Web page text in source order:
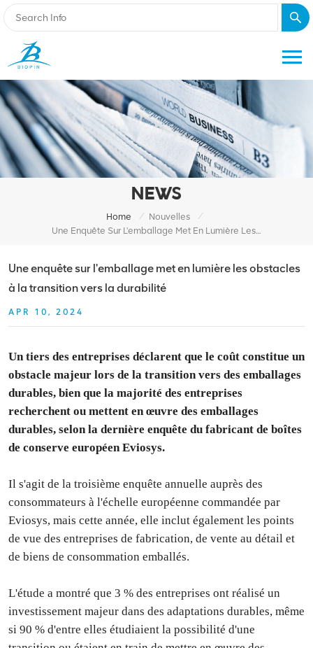
NEWS
Home / Nouvelles
/
Une Enquête Sur L'emballage Met En Lumière Les Obstacles À La Transition Vers La Durabilité
Une enquête sur l'emballage met en lumière les obstacles
à la transition vers la durabilité
APR 10, 2024
Un tiers des entreprises déclarent que le coût constitue un
obstacle majeur lors de la transition vers des emballages
durables, bien que la majorité des entreprises
recherchent ou mettent en œuvre des emballages
durables, selon la dernière enquête du fabricant de boîtes
de conserve européen Eviosys.
Il s'agit de la troisième enquête annuelle auprès des
consommateurs à l'échelle européenne commandée par
Eviosys, mais cette année, elle inclut également les points
de vue des entreprises de fabrication, de vente au détail et
de biens de consommation emballés.
L'étude a montré que 3 % des entreprises ont réalisé un
investissement majeur dans des adaptations durables, même
si 90 % d'entre elles étudiaient la possibilité d'une